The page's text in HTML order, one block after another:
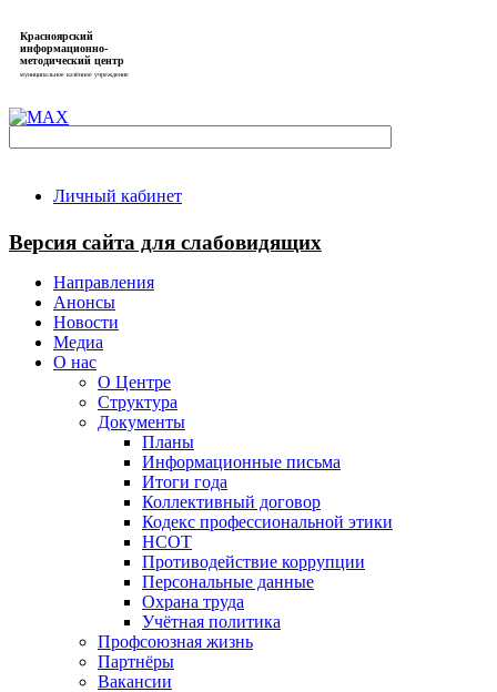
Красноярский
информационно-
методический центр
муниципальное казённое учреждение
Личный кабинет
Версия сайта для слабовидящих
Направления
Анонсы
Новости
Медиа
О нас
О Центре
Структура
Документы
Планы
Информационные письма
Итоги года
Коллективный договор
Кодекс профессиональной этики
НСОТ
Противодействие коррупции
Персональные данные
Охрана труда
Учётная политика
Профсоюзная жизнь
Партнёры
Вакансии